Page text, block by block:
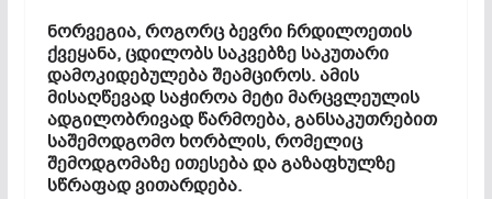
ნორვეგია, როგორც ბევრი ჩრდილოეთის
ქვეყანა, ცდილობს საკვებზე საკუთარი
დამოკიდებულება შეამციროს. ამის
მისაღწევად საჭიროა მეტი მარცვლეულის
ადგილობრივად წარმოება, განსაკუთრებით
საშემოდგომო ხორბლის, რომელიც
შემოდგომაზე ითესება და გაზაფხულზე
სწრაფად ვითარდება.